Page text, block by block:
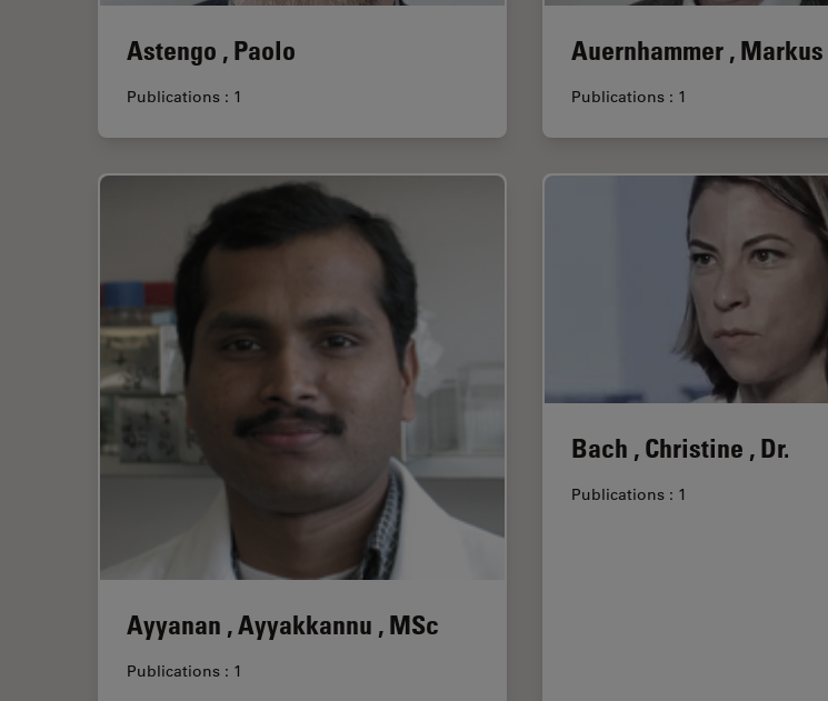
Astengo , Paolo
Publications : 1
Auernhammer , Markus
Publications : 1
Ayyanan , Ayyakkannu , MSc
Publications : 1
Bach , Christine , Dr.
Publications : 1